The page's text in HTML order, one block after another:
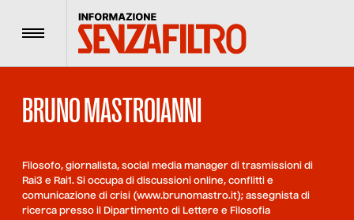
Menu
BRUNO MASTROIANNI
Filosofo, giornalista, social media manager di trasmissioni di
Rai3 e Rai1. Si occupa di discussioni online, conflitti e
comunicazione di crisi (www.brunomastro.it); assegnista di
ricerca presso il Dipartimento di Lettere e Filosofia